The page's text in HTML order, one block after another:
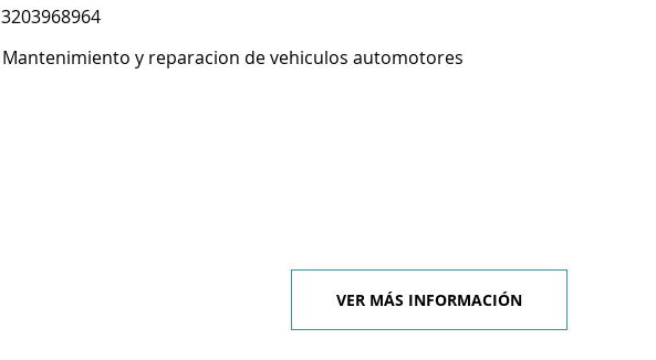
3203968964
Mantenimiento y reparacion de vehiculos automotores
VER MÁS INFORMACIÓN